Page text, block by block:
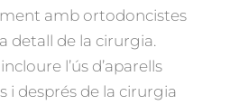
amb ortodoncistes
detall de la cirurgia.
l’ús d’aparells
i després de la cirurgia